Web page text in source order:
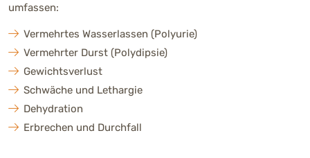
umfassen:
Vermehrtes Wasserlassen (Polyurie)
Vermehrter Durst (Polydipsie)
Gewichtsverlust
Schwäche und Lethargie
Dehydration
Erbrechen und Durchfall